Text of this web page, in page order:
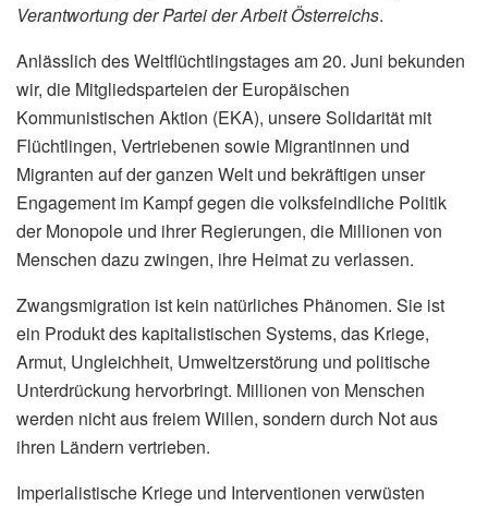
Verantwortung der Partei der Arbeit Österreichs.
Anlässlich des Weltflüchtlingstages am 20. Juni bekunden
wir, die Mitgliedsparteien der Europäischen
Kommunistischen Aktion (EKA), unsere Solidarität mit
Flüchtlingen, Vertriebenen sowie Migrantinnen und
Migranten auf der ganzen Welt und bekräftigen unser
Engagement im Kampf gegen die volksfeindliche Politik
der Monopole und ihrer Regierungen, die Millionen von
Menschen dazu zwingen, ihre Heimat zu verlassen.
Zwangsmigration ist kein natürliches Phänomen. Sie ist
ein Produkt des kapitalistischen Systems, das Kriege,
Armut, Ungleichheit, Umweltzerstörung und politische
Unterdrückung hervorbringt. Millionen von Menschen
werden nicht aus freiem Willen, sondern durch Not aus
ihren Ländern vertrieben.
Imperialistische Kriege und Interventionen verwüsten